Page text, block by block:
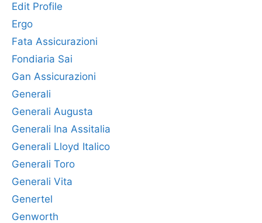
Edit Profile
Ergo
Fata Assicurazioni
Fondiaria Sai
Gan Assicurazioni
Generali
Generali Augusta
Generali Ina Assitalia
Generali Lloyd Italico
Generali Toro
Generali Vita
Genertel
Genworth